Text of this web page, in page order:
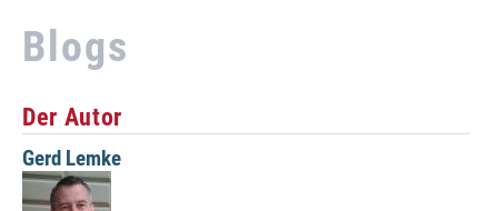
Blogs
Der Autor
Gerd Lemke